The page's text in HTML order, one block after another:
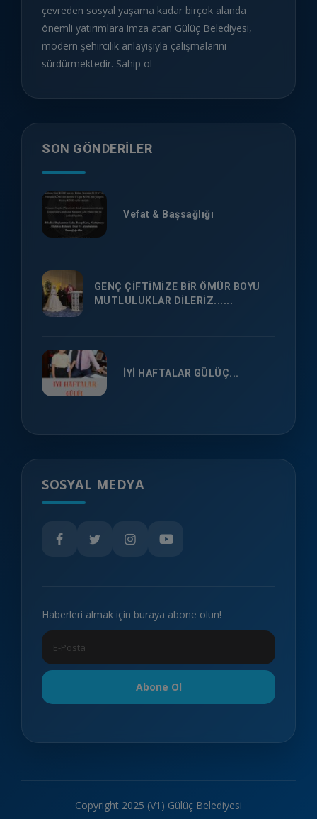
çevreden sosyal yaşama kadar birçok alanda
önemli yatırımlara imza atan Gülüç Belediyesi,
modern şehircilik anlayışıyla çalışmalarını
sürdürmektedir. Sahip ol
SON GÖNDERILER
Vefat & Başsağlığı
GENÇ ÇİFTİMİZE BİR ÖMÜR BOYU
MUTLULUKLAR DİLERİZ......
İYİ HAFTALAR GÜLÜÇ...
SOSYAL MEDYA
Haberleri almak için buraya abone olun!
Abone Ol
Copyright 2025 (V1) Gülüç Belediyesi